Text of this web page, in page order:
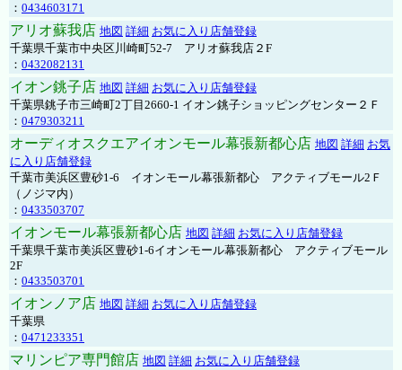
： 0434603171
アリオ蘇我店 地図 詳細 お気に入り店舗登録
千葉県千葉市中央区川崎町52-7 アリオ蘇我店２F
： 0432082131
イオン銚子店 地図 詳細 お気に入り店舗登録
千葉県銚子市三崎町2丁目2660-1 イオン銚子ショッピングセンター２Ｆ
： 0479303211
オーディオスクエアイオンモール幕張新都心店 地図 詳細 お気
に入り店舗登録
千葉市美浜区豊砂1-6 イオンモール幕張新都心 アクティブモール2Ｆ
（ノジマ内）
： 0433503707
イオンモール幕張新都心店 地図 詳細 お気に入り店舗登録
千葉県千葉市美浜区豊砂1-6イオンモール幕張新都心 アクティブモール
2F
： 0433503701
イオンノア店 地図 詳細 お気に入り店舗登録
千葉県
： 0471233351
マリンピア専門館店 地図 詳細 お気に入り店舗登録